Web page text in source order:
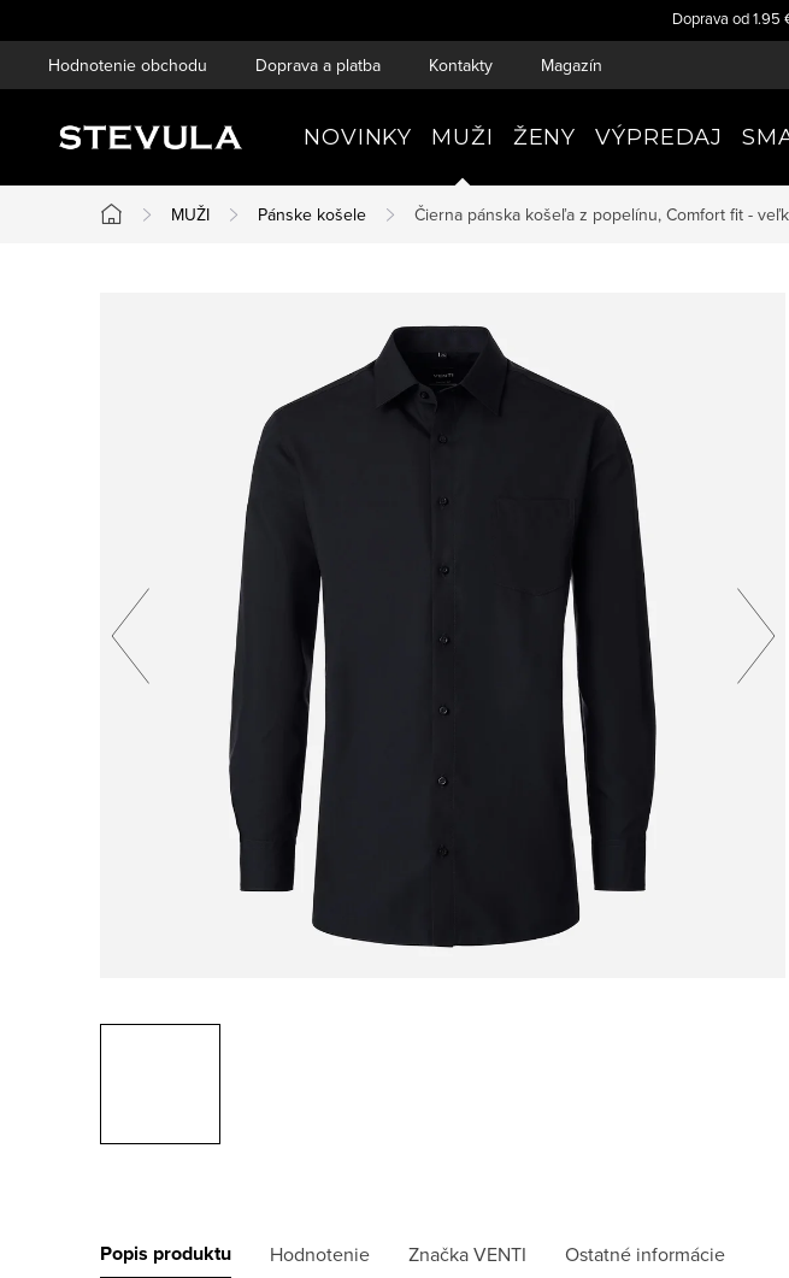
na
Doprava od
Hodnotenie obchodu Doprava a platba Kontakty Magazín
NOVINKY MUŽI ŽENY VÝPREDAJ
Domov
MUŽI Pánske košele Čierna pánska košeľa z popelínu, Comfort fit -
Popis produktu Hodnotenie ZnačkaVENTI Ostatné informácie